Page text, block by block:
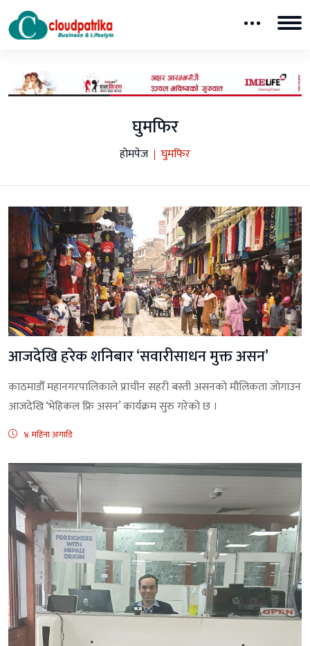
घुमफिर
होमपेज घुमफिर
आजदेखि हरेक शनिबार ‘सवारीसाधन मुक्त असन’
काठमाडौँ महानगरपालिकाले प्राचीन सहरी बस्ती असनको मौलिकता जोगाउन
आजदेखि ‘भेहिकल फ्रि असन’ कार्यक्रम सुरु गरेको छ ।
४ महिना अगाडि